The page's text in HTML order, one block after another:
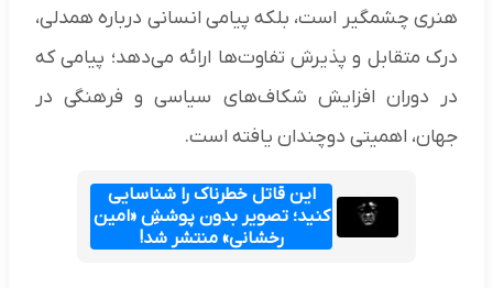
هنری چشمگیر است، بلکه پیامی انسانی درباره همدلی،
درک متقابل و پذیرش تفاوت‌ها ارائه می‌دهد؛ پیامی که
در دوران افزایش شکاف‌های سیاسی و فرهنگی در
جهان، اهمیتی دوچندان یافته است.
این قاتل خطرناک را شناسایی
کنید؛ تصویر بدون پوششِ «امین
رخشانی» منتشر شد!